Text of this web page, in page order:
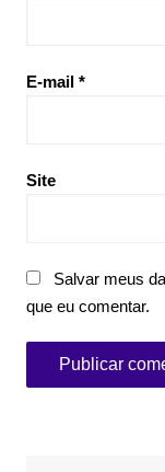
E-mail *
Site
Salvar meus
que eu comentar.